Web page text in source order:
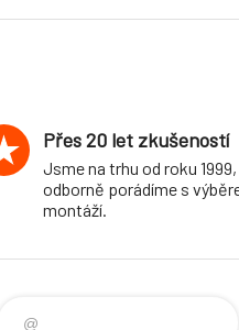
Přes 20 let zkušeností
Jsme na trhu od roku
odborně porádíme s
montáží.